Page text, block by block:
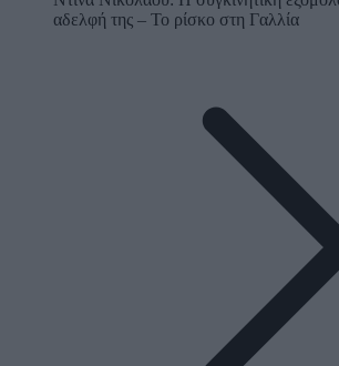
αδελφή της – Το ρίσκο στη Γαλλία